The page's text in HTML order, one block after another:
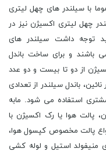
با سیلندر های چهل لیتری
چهل لیتری اکسیژن نیز در
توجه داشت سیلندر های
باشند و برای ساخت باندل
از دو تا بیست و دو عدد
باندل سیلندر از تعدادی
استفاده می شود. مابه
پالت هوا یا رک اکسیژن با
پالت مخصوص کپسول هوا،
منیفولد استیل و لوله کشی